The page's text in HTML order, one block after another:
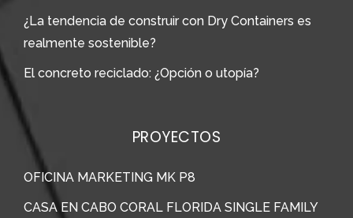
¿La tendencia de construir con Dry Containers es
realmente sostenible?
El concreto reciclado: ¿Opción o utopía?
PROYECTOS
OFICINA MARKETING MK P8
CASA EN CABO CORAL FLORIDA SINGLE FAMILY